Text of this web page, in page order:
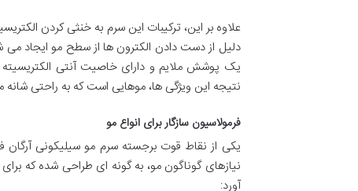
علاوه بر این، ترکیبات این سرم به خنثی کردن
دلیل از دست دادن الکترون ها از سطح مو ایجاد می
یک پوشش ملایم و دارای خاصیت آنتی
نتیجه این ویژگی ها، موهایی است که به راحتی
فرمولاسیون سازگار برای انواع مو
یکی از نقاط قوت برجسته سرم مو سیلیکونی
نیازهای گوناگون مو، به گونه ای طراحی شده که
آورد: